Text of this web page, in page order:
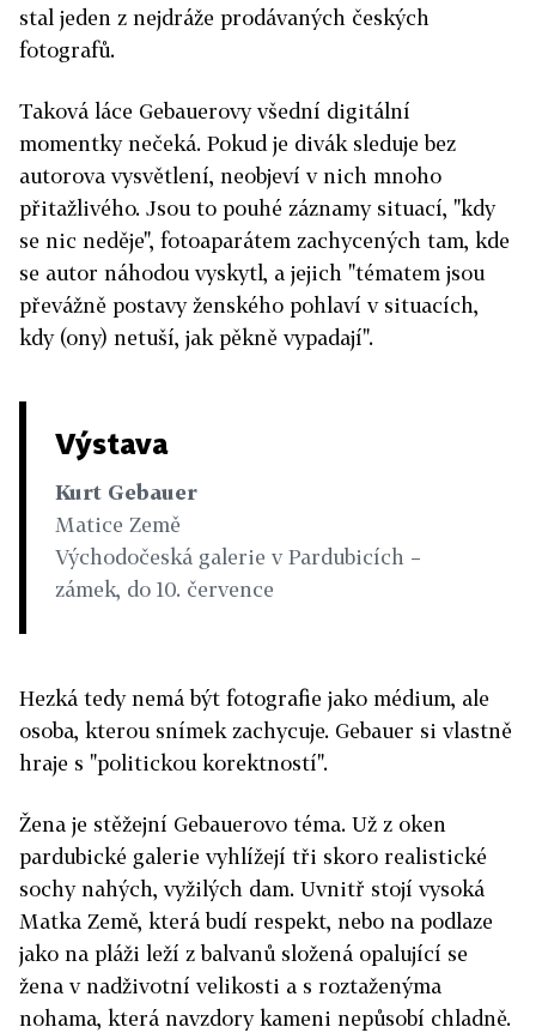
stal jeden z nejdráže prodávaných českých
fotografů.
Taková láce Gebauerovy všední digitální
momentky nečeká. Pokud je divák sleduje bez
autorova vysvětlení, neobjeví v nich mnoho
přitažlivého. Jsou to pouhé záznamy situací, "kdy
se nic neděje", fotoaparátem zachycených tam, kde
se autor náhodou vyskytl, a jejich "tématem jsou
převážně postavy ženského pohlaví v situacích,
kdy (ony) netuší, jak pěkně vypadají".
Výstava
Kurt Gebauer
Matice Země
Východočeská galerie v Pardubicích –
zámek, do 10. července
Hezká tedy nemá být fotografie jako médium, ale
osoba, kterou snímek zachycuje. Gebauer si vlastně
hraje s "politickou korektností".
Žena je stěžejní Gebauerovo téma. Už z oken
pardubické galerie vyhlížejí tři skoro realistické
sochy nahých, vyžilých dam. Uvnitř stojí vysoká
Matka Země, která budí respekt, nebo na podlaze
jako na pláži leží z balvanů složená opalující se
žena v nadživotní velikosti a s roztaženýma
nohama, která navzdory kameni nepůsobí chladně.